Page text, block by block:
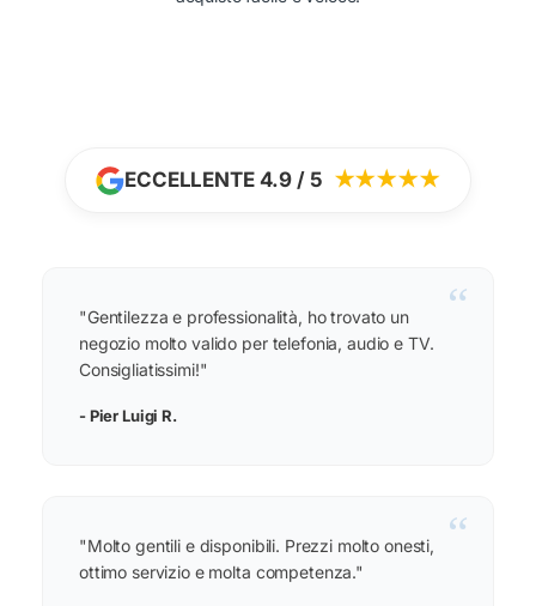
ECCELLENTE 4.9 / 5 ★★★★★
“
"Gentilezza e professionalità, ho trovato un
negozio molto valido per telefonia, audio e TV.
Consigliatissimi!"
- Pier Luigi R.
“
"Molto gentili e disponibili. Prezzi molto onesti,
ottimo servizio e molta competenza."